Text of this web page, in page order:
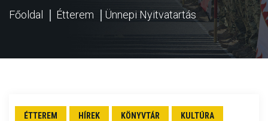
Főoldal Étterem Ünnepi Nyitvatartás
ÉTTEREM HÍREK KÖNYVTÁR KULTÚRA